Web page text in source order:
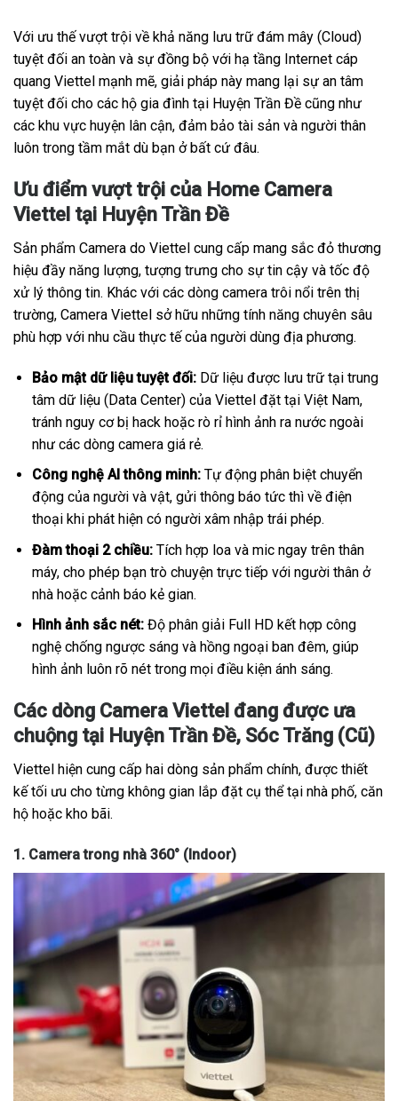
Với ưu thế vượt trội về khả năng lưu trữ đám mây (Cloud)
tuyệt đối an toàn và sự đồng bộ với hạ tầng Internet cáp
quang Viettel mạnh mẽ, giải pháp này mang lại sự an tâm
tuyệt đối cho các hộ gia đình tại Huyện Trần Đề cũng như
các khu vực huyện lân cận, đảm bảo tài sản và người thân
luôn trong tầm mắt dù bạn ở bất cứ đâu.
Ưu điểm vượt trội của Home Camera
Viettel tại Huyện Trần Đề
Sản phẩm Camera do Viettel cung cấp mang sắc đỏ thương
hiệu đầy năng lượng, tượng trưng cho sự tin cậy và tốc độ
xử lý thông tin. Khác với các dòng camera trôi nổi trên thị
trường, Camera Viettel sở hữu những tính năng chuyên sâu
phù hợp với nhu cầu thực tế của người dùng địa phương.
Bảo mật dữ liệu tuyệt đối:Dữ liệu được lưu trữ tại trung
tâm dữ liệu (Data Center) của Viettel đặt tại Việt Nam,
tránh nguy cơ bị hack hoặc rò rỉ hình ảnh ra nước ngoài
như các dòng camera giá rẻ.
Công nghệ AI thông minh:Tự động phân biệt chuyển
động của người và vật, gửi thông báo tức thì về điện
thoại khi phát hiện có người xâm nhập trái phép.
Đàm thoại 2 chiều:Tích hợp loa và mic ngay trên thân
máy, cho phép bạn trò chuyện trực tiếp với người thân ở
nhà hoặc cảnh báo kẻ gian.
Hình ảnh sắc nét:Độ phân giải Full HD kết hợp công
nghệ chống ngược sáng và hồng ngoại ban đêm, giúp
hình ảnh luôn rõ nét trong mọi điều kiện ánh sáng.
Các dòng Camera Viettel đang được ưa
chuộng tại Huyện Trần Đề, Sóc Trăng (Cũ)
Viettel hiện cung cấp hai dòng sản phẩm chính, được thiết
kế tối ưu cho từng không gian lắp đặt cụ thể tại nhà phố, căn
hộ hoặc kho bãi.
1. Camera trong nhà 360° (Indoor)